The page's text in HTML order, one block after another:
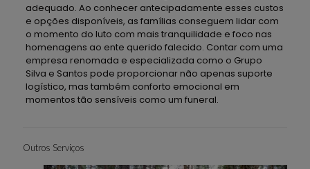
adequado. Ao conhecer antecipadamente esses custos
e opções disponíveis, as famílias conseguem lidar com
o momento do luto com mais tranquilidade e foco nas
homenagens ao ente querido falecido. Contar com uma
empresa renomada e especializada como o Grupo
Silva e Santos pode proporcionar não apenas suporte
logístico, mas também conforto emocional em
momentos tão sensíveis como um funeral.
Outros Serviços